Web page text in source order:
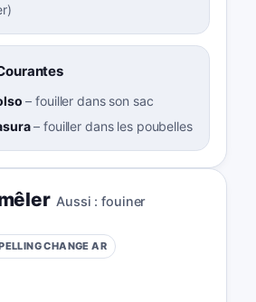
)
–fouiller dans son sac
–fouiller dans les poubelles
Aussi : fouiner
CHANGE AR